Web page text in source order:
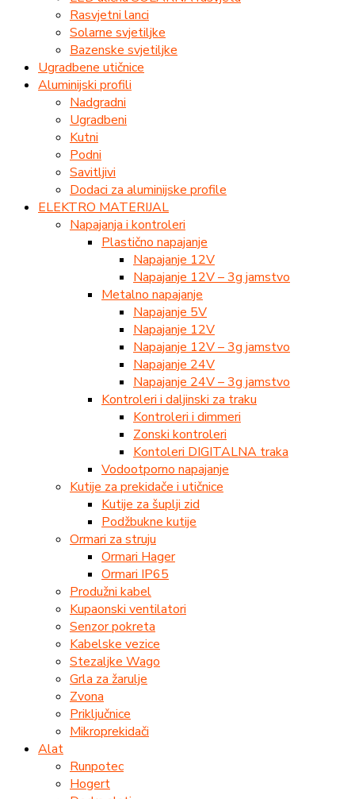
Rasvjetni lanci
Solarne svjetiljke
Bazenske svjetiljke
Ugradbene utičnice
Aluminijski profili
Nadgradni
Ugradbeni
Kutni
Podni
Savitljivi
Dodaci za aluminijske profile
ELEKTRO MATERIJAL
Napajanja i kontroleri
Plastično napajanje
Napajanje 12V
Napajanje 12V – 3g jamstvo
Metalno napajanje
Napajanje 5V
Napajanje 12V
Napajanje 12V – 3g jamstvo
Napajanje 24V
Napajanje 24V – 3g jamstvo
Kontroleri i daljinski za traku
Kontroleri i dimmeri
Zonski kontroleri
Kontoleri DIGITALNA traka
Vodootporno napajanje
Kutije za prekidače i utičnice
Kutije za šuplji zid
Podžbukne kutije
Ormari za struju
Ormari Hager
Ormari IP65
Produžni kabel
Kupaonski ventilatori
Senzor pokreta
Kabelske vezice
Stezaljke Wago
Grla za žarulje
Zvona
Priključnice
Mikroprekidači
Alat
Runpotec
Hogert